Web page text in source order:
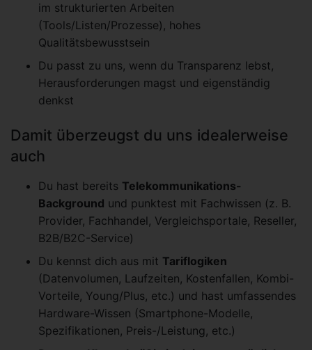
im strukturierten Arbeiten
(Tools/Listen/Prozesse), hohes
Qualitätsbewusstsein
Du passt zu uns, wenn du Transparenz lebst,
Herausforderungen magst und eigenständig
denkst
Damit überzeugst du uns idealerweise
auch
Du hast bereits Telekommunikations-
Background und punktest mit Fachwissen (z. B.
Provider, Fachhandel, Vergleichsportale, Reseller,
B2B/B2C-Service)
Du kennst dich aus mit Tariflogiken
(Datenvolumen, Laufzeiten, Kostenfallen, Kombi-
Vorteile, Young/Plus, etc.) und hast umfassendes
Hardware-Wissen (Smartphone-Modelle,
Spezifikationen, Preis-/Leistung, etc.)